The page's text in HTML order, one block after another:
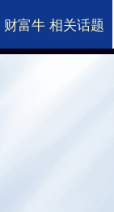
全国股票
财富牛 相关话题